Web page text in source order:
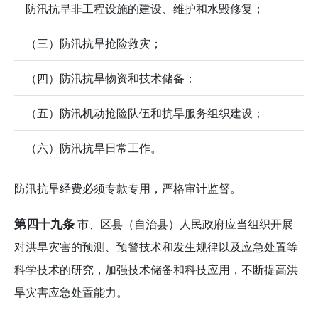
防汛抗旱非工程设施的建设、维护和水毁修复；
（三）防汛抗旱抢险救灾；
（四）防汛抗旱物资和技术储备；
（五）防汛机动抢险队伍和抗旱服务组织建设；
（六）防汛抗旱日常工作。
防汛抗旱经费必须专款专用，严格审计监督。
第四十九条市、区县（自治县）人民政府应当组织开展
对洪旱灾害的预测、预警技术和发生规律以及应急处置等
科学技术的研究，加强技术储备和科技应用，不断提高洪
旱灾害应急处置能力。